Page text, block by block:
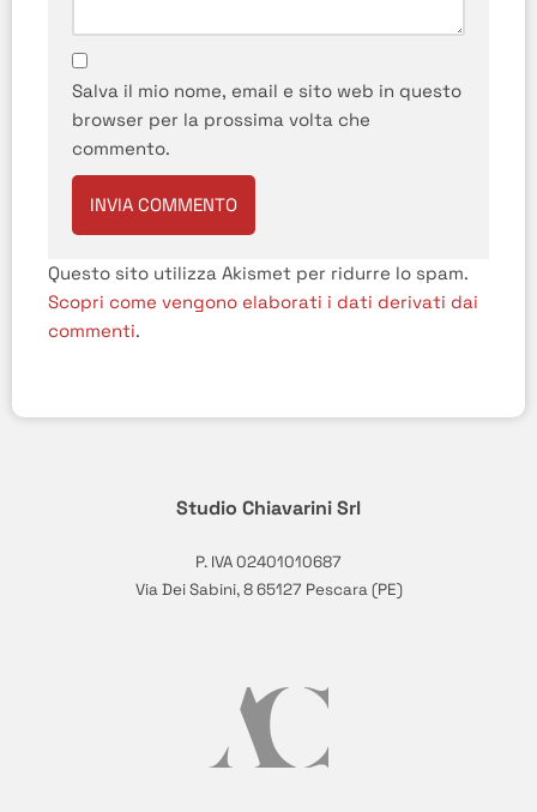
Salva il mio nome, email e sito web in questo
browser per la prossima volta che
commento.
Questo sito utilizza Akismet per ridurre lo spam.
Scopri come vengono elaborati i dati derivati dai
commenti.
Studio Chiavarini Srl
P. IVA 02401010687
Via Dei Sabini, 8 65127 Pescara (PE)